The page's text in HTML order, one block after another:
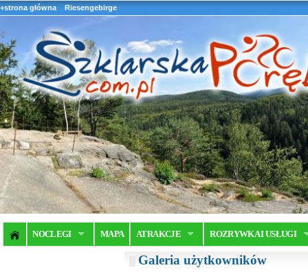
+strona główna Riesengebirge
NOCLEGI MAPA ATRAKCJE ROZRYWKA I USŁUGI
Galeria użytkowników